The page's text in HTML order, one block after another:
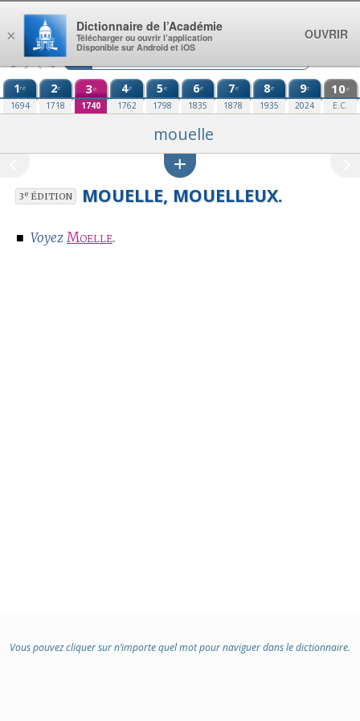
Aller au contenu
1re
1694
2e
1718
3e
1740
4e
1762
5e
1798
6e
1835
7e
1878
8e
1935
9e
2024
10e
E.C.
mouelle
3eÉDITION MOUELLE, MOUELLEUX.
■ Voyez Moelle.
Vous pouvez cliquer sur n’importe quel mot pour naviguer dans le dictionnaire.
×
Dictionnaire de l’Académie
Télécharger ou ouvrir l’application
Disponible sur Android et iOS
OUVRIR